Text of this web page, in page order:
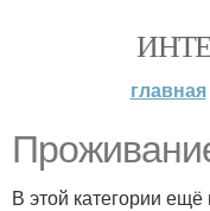
главная
В этой категории ещё